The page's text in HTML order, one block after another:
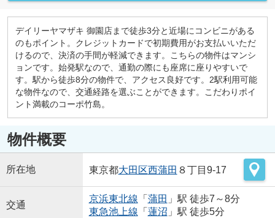
デイリーヤマザキ 御園店まで徒歩3分と近場にコンビニがある
のもポイント。クレジットカードで初期費用がお支払いいただ
けるので、決済の手間が軽減できます。こちらの物件はマンシ
ョンです。始発駅なので、通勤の際にも座席に座りやすいで
す。駅から徒歩8分の物件で、アクセス良好です。2駅利用可能
な物件なので、交通経路を選ぶことができます。こだわりポイ
ント満載のコーポ竹島。
物件概要
所在地 東京都大田区西蒲田 ８丁目9-17
交通
京浜東北線 「 蒲田 」駅 徒歩7～8分
東急池上線 「 蓮沼 」駅 徒歩5分